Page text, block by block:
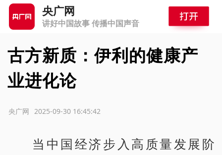
央广网
讲好中国故事 传播中国声音
古方新质：伊利的健康产
业进化论
2025-09-30 16:45:42
央广网
当中国经济步入高质量发展阶